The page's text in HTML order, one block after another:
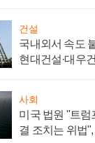
건설
국내외서 속도
현대건설·대우
사회
미국 법원 "트럼
결 조치는 위법